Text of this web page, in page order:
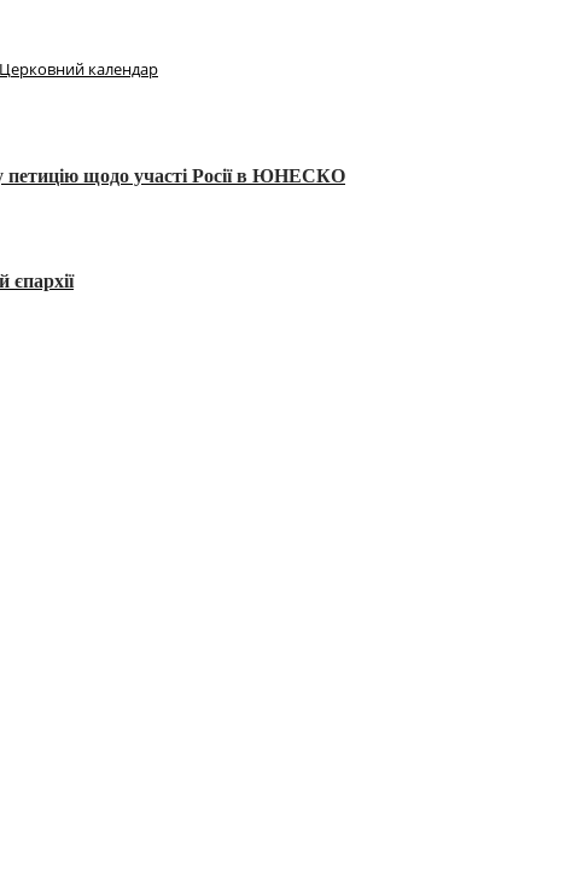
Церковний календар
петицію щодо участі Росії в ЮНЕСКО